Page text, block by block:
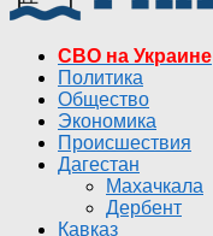
СВО на Украине
Политика
Общество
Экономика
Происшествия
Дагестан
Махачкала
Дербент
Кавказ